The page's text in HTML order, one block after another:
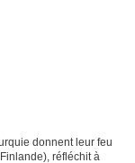
donnent leur feu
réfléchit à